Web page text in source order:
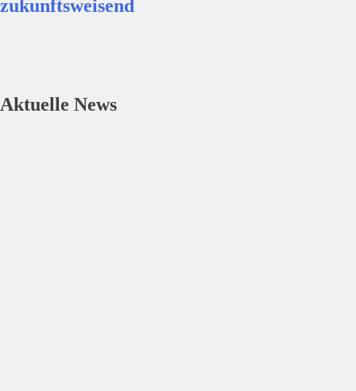
zukunftsweisend
Aktuelle News